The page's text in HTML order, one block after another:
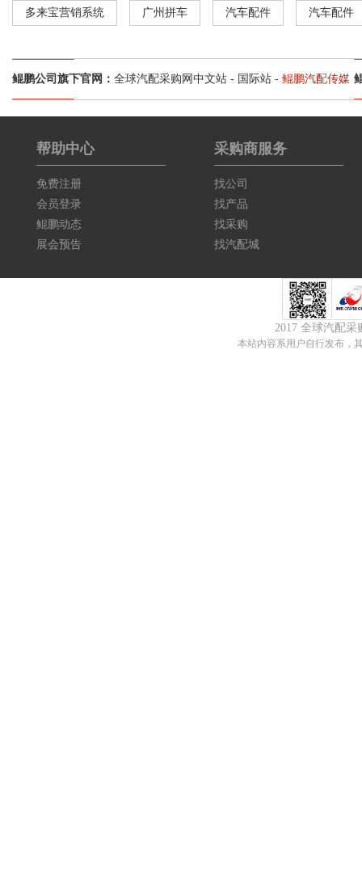
多来宝营销系统 广州拼车 汽车配件 汽车配件
鲲鹏公司旗下官网： 全球汽配采购网中文站 - 国际站 - 鲲鹏汽配传媒
帮助中心
免费注册
会员登录
鲲鹏动态
展会预告
采购商服务
找公司
找产品
找采购
找汽配城
2017 全球汽配
本站内容系用户自行发布，